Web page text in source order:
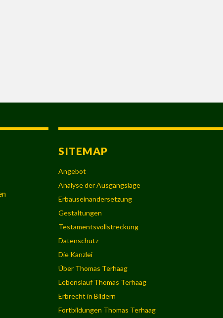
SITEMAP
Angebot
Analyse der Ausgangslage
Erbauseinandersetzung
Gestaltungen
Testamentsvollstreckung
Datenschutz
Die Kanzlei
Über Thomas Terhaag
Lebenslauf Thomas Terhaag
Erbrecht in Bildern
Fortbildungen Thomas Terhaag